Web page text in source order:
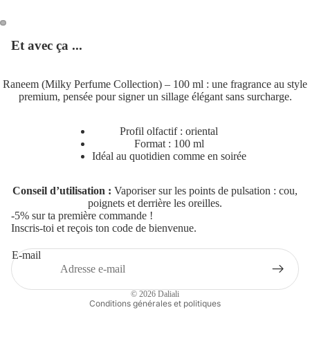
Et avec ça ...
Raneem (Milky Perfume Collection) – 100 ml : une fragrance au style
premium, pensée pour signer un sillage élégant sans surcharge.
Profil olfactif : oriental
Format : 100 ml
Idéal au quotidien comme en soirée
Conseil d’utilisation : Vaporiser sur les points de pulsation : cou,
poignets et derrière les oreilles.
-5% sur ta première commande !
Inscris-toi et reçois ton code de bienvenue.
E-mail
© 2026 Daliali
Conditions générales et politiques
Politique de remboursement
Conditions d’utilisation
Politique d’expédition
Conditions générales de vente